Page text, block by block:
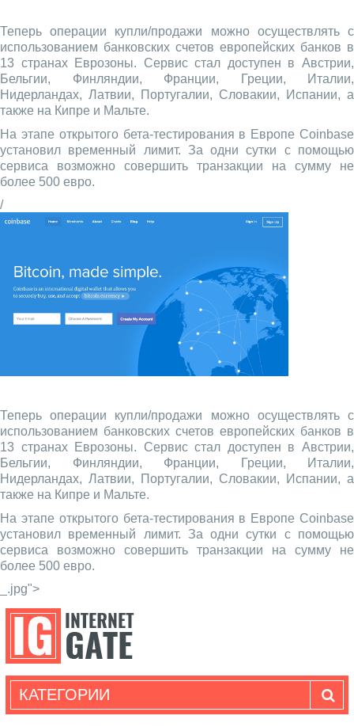
Теперь операции купли/продажи можно осуществлять с
использованием банковских счетов европейских банков в
13 странах Еврозоны. Сервис стал доступен в Австрии,
Бельгии, Финляндии, Франции, Греции, Италии,
Нидерландах, Латвии, Португалии, Словакии, Испании, а
также на Кипре и Мальте.
На этапе открытого бета-тестирования в Европе Coinbase
установил временный лимит. За одни сутки с помощью
сервиса возможно совершить транзакции на сумму не
более 500 евро.
/
Теперь операции купли/продажи можно осуществлять с
использованием банковских счетов европейских банков в
13 странах Еврозоны. Сервис стал доступен в Австрии,
Бельгии, Финляндии, Франции, Греции, Италии,
Нидерландах, Латвии, Португалии, Словакии, Испании, а
также на Кипре и Мальте.
На этапе открытого бета-тестирования в Европе Coinbase
установил временный лимит. За одни сутки с помощью
сервиса возможно совершить транзакции на сумму не
более 500 евро.
_.jpg">
КАТЕГОРИИ